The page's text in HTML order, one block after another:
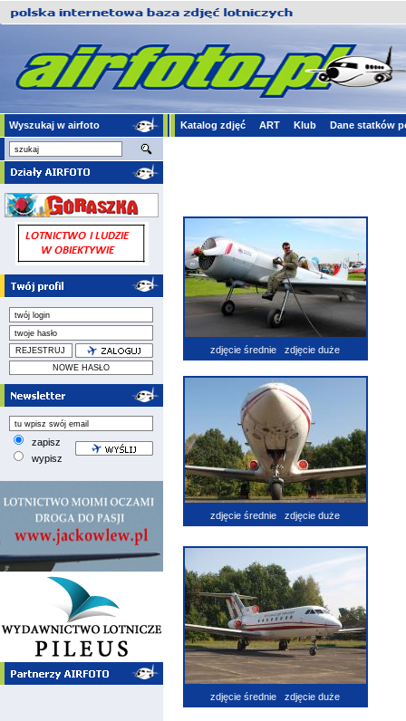
Wyszukaj w airfoto Katalog zdjęć ART Klub Dane statków
zapisz
wypisz
zdjęcie średnie zdjęcie duże
zdjęcie średnie zdjęcie duże
zdjęcie średnie zdjęcie duże